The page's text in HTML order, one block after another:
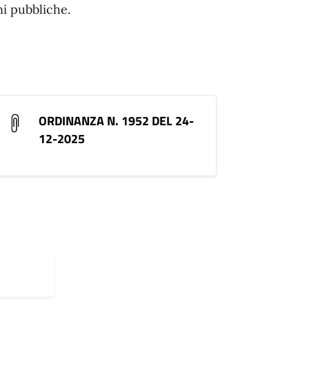
pubbliche.
ORDINANZA N. 1952 DEL 24-
12-2025